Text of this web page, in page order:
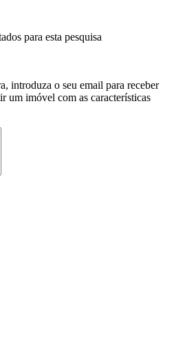
para esta pesquisa
introduza o seu email para receber
um imóvel com as características